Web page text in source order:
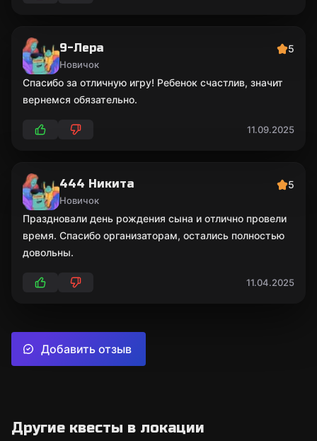
9-Лера
Новичок
5
Спасибо за отличную игру! Ребенок счастлив, значит
вернемся обязательно.
11.09.2025
444 Никита
Новичок
5
Праздновали день рождения сына и отлично провели
время. Спасибо организаторам, остались полностью
довольны.
11.04.2025
Добавить отзыв
Другие квесты в локации